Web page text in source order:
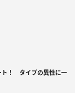
ト！ タイプの異性に一